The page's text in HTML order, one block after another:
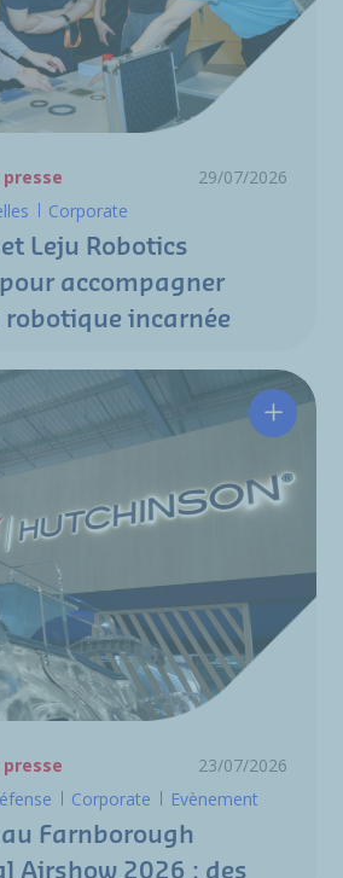
29/07/2026
Corporate
Leju Robotics
accompagner
robotique incarnée
23/07/2026
Corporate Evènement
Farnborough
Airshow 2026 : des